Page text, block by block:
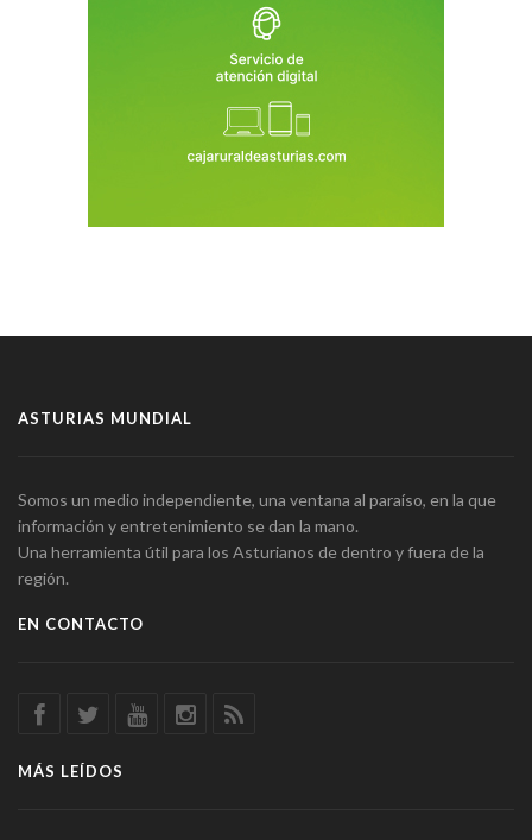
ASTURIAS MUNDIAL
Somos un medio independiente, una ventana al paraíso, en la que
información y entretenimiento se dan la mano.
Una herramienta útil para los Asturianos de dentro y fuera de la
región.
EN CONTACTO
MÁS LEÍDOS